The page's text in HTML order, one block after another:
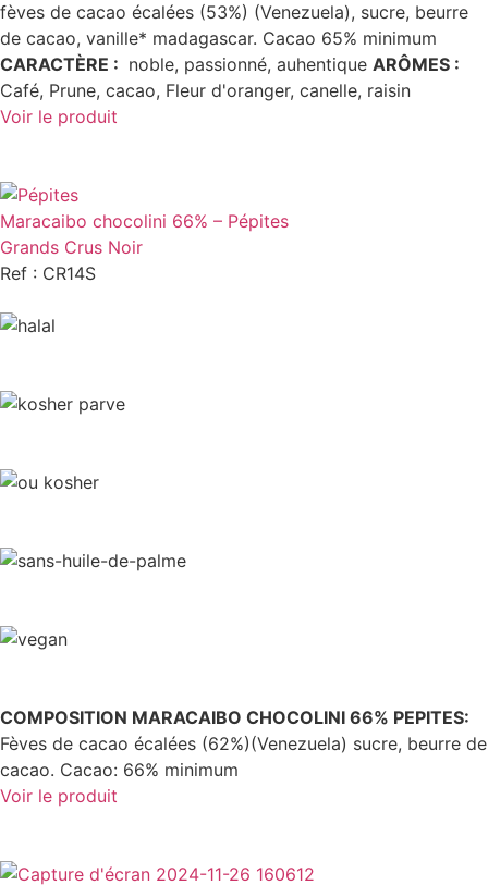
fèves de cacao écalées (53%) (Venezuela), sucre, beurre
de cacao, vanille* madagascar. Cacao 65% minimum
CARACTÈRE : noble, passionné, auhentique ARÔMES :
Café, Prune, cacao, Fleur d'oranger, canelle, raisin
Voir le produit
Maracaibo chocolini 66% – Pépites
Grands Crus Noir
Ref : CR14S
COMPOSITION MARACAIBO CHOCOLINI 66% PEPITES:
Fèves de cacao écalées (62%)(Venezuela) sucre, beurre de
cacao. Cacao: 66% minimum
Voir le produit